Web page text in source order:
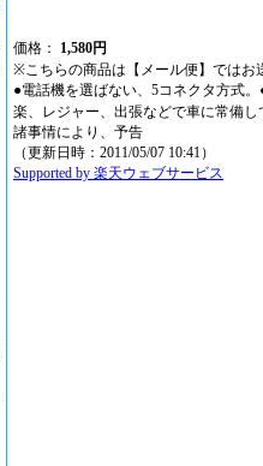
価格： 1,580円
※こちらの商品は【メール便】ではお
●電話機を選ばない、5コネクタ方式
楽、レジャー、出張などで車に常備
諸事情により、予告
（更新日時：2011/05/07 10:41）
Supported by 楽天ウェブサービス